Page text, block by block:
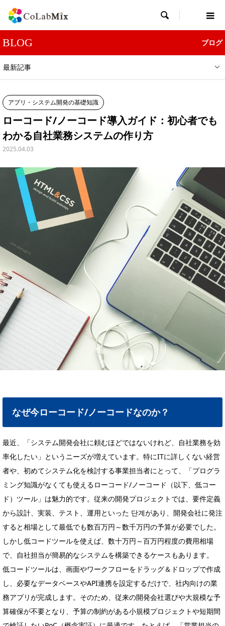

BLOG ブログ
最新記事
アプリ・システム開発の基礎知識
ローコード/ノーコード導入ガイド：初心者でも
わかる自社業務システムの作り方
2025.04.03
なぜ今ローコード/ノーコードなのか？
最近、「システム開発会社に頼むほどではないけれど、自社業務を効
率化したい」というニーズが増えています。特にITに詳しくない経営
者や、初めてシステム化を検討する事業担当者にとって、「プログラ
ミング知識がなくても使えるローコード/ノーコード（以下、低コー
ド）ツール」は魅力的です。従来の開発プロジェクトでは、要件定義
から設計、実装、テスト、運用といった 단계があり、開発会社に発注
すると相場として最低でも数百万円～数千万円の予算が必要でした。
しかし低コードツールを使えば、数十万円～百万円程度の費用相場
で、自社担当が簡易的なシステムを構築できるケースもあります。
低コードツールは、画面やワークフローをドラッグ＆ドロップで作成
し、必要なデータベースやAPI連携を設定するだけで、社内向けの業
務アプリが完成します。そのため、従来の開発会社選びや大規模な予
算確保が不要となり、予算の制約がある小規模プロジェクトや短期間